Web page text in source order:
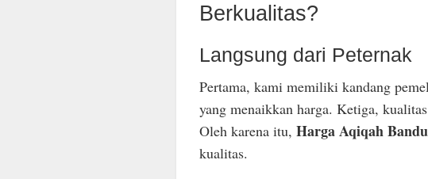
Berkualitas?
Langsung dari Peternak
Pertama, kami memiliki kandang
yang menaikkan harga. Ketiga,
Oleh karena itu, Harga Aqiqah
kualitas.